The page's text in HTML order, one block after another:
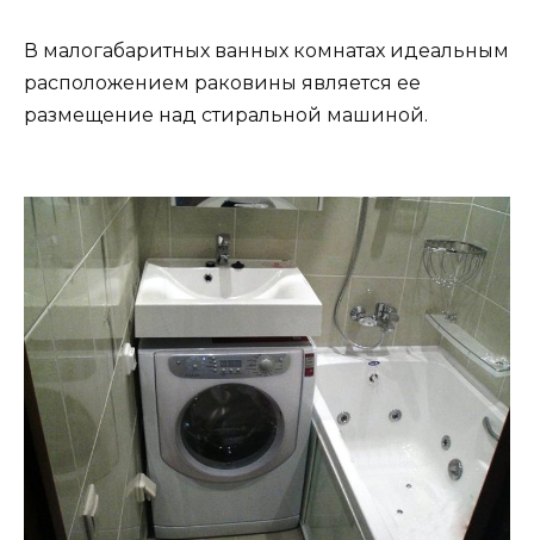
В малогабаритных ванных комнатах идеальным
расположением раковины является ее
размещение над стиральной машиной.